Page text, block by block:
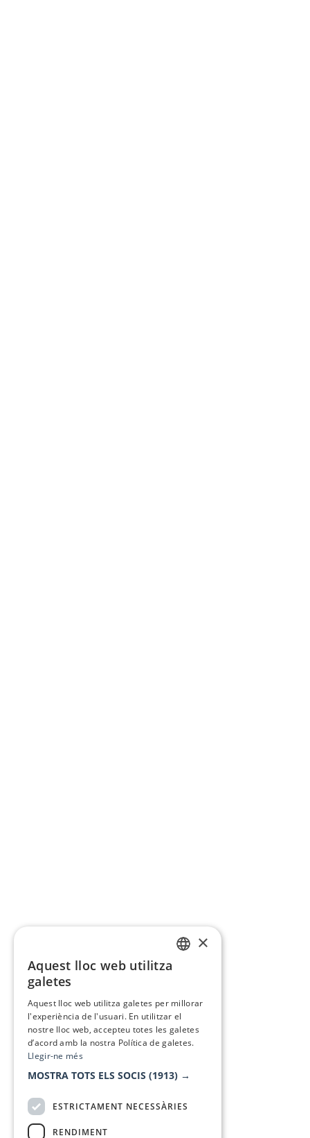
×
Aquest lloc web utilitza
galetes
Aquest lloc web utilitza galetes per millorar
l'experiència de l'usuari. En utilitzar el
nostre lloc web, accepteu totes les galetes
d’acord amb la nostra Política de galetes.
Llegir-ne més
MOSTRA TOTS ELS SOCIS (1913) →
ESTRICTAMENT NECESSÀRIES
RENDIMENT